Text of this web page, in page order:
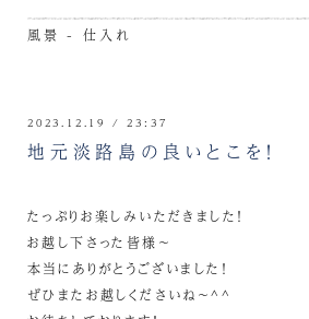
風景 - 仕入れ
2023.12.19 / 23:37
地元淡路島の良いとこを！
たっぷりお楽しみいただきました！
お越し下さった皆様～
本当にありがとうございました！
ぜひまたお越しくださいね～^^